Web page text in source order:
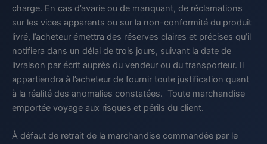
charge. En cas d’avarie ou de manquant, de réclamations
sur les vices apparents ou sur la non-conformité du produit
livré, l’acheteur émettra des réserves claires et précises qu’il
notifiera dans un délai de trois jours, suivant la date de
livraison par écrit auprès du vendeur ou du transporteur. Il
appartiendra à l’acheteur de fournir toute justification quant
à la réalité des anomalies constatées. Toute marchandise
emportée voyage aux risques et périls du client.
À défaut de retrait de la marchandise commandée par le